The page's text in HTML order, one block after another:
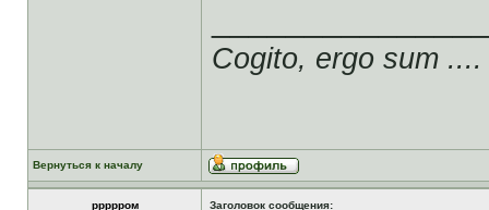
Cogito, ergo sum ....
Вернуться к началу
ррррром Заголовок сообщения: